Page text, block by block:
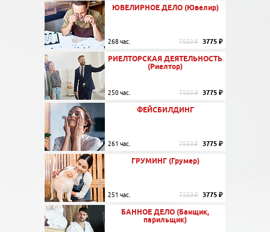
ЮВЕЛИРНОЕ ДЕЛО (Ювелир)
268 час. 7550 ₽ 3775 ₽
РИЕЛТОРСКАЯ ДЕЯТЕЛЬНОСТЬ
(Риелтор)
250 час. 7550 ₽ 3775 ₽
ФЕЙСБИЛДИНГ
261 час. 7550 ₽ 3775 ₽
ГРУМИНГ (Грумер)
251 час. 7550 ₽ 3775 ₽
БАННОЕ ДЕЛО (Банщик,
парильщик)